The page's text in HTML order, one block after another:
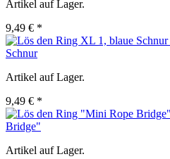
Artikel auf Lager.
9,49 € *
Schnur
Artikel auf Lager.
9,49 € *
Bridge"
Artikel auf Lager.